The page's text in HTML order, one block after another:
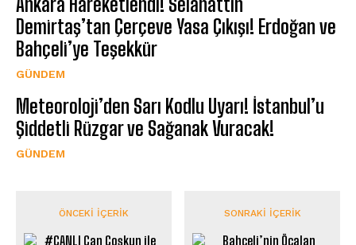
Ankara Hareketlendi! Selahattin
Demirtaş’tan Çerçeve Yasa Çıkışı! Erdoğan ve
Bahçeli’ye Teşekkür
GÜNDEM
Meteoroloji’den Sarı Kodlu Uyarı! İstanbul’u
Şiddetli Rüzgar ve Sağanak Vuracak!
GÜNDEM
ÖNCEKI İÇERIK SONRAKI İÇERIK